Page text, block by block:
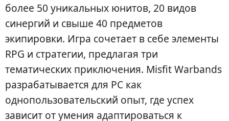
более 50 уникальных юнитов, 20 видов
синергий и свыше 40 предметов
экипировки. Игра сочетает в себе элементы
RPG и стратегии, предлагая три
тематических приключения. Misfit Warbands
разрабатывается для PC как
однопользовательский опыт, где успех
зависит от умения адаптироваться к